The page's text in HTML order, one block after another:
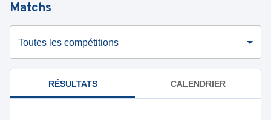
Matchs
Toutes les compétitions
RÉSULTATS CALENDRIER